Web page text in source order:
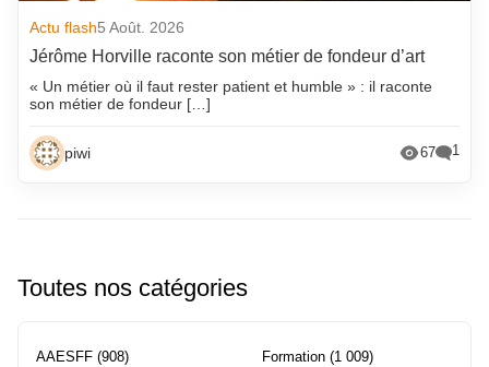
Actu flash5 Août. 2026
Jérôme Horville raconte son métier de fondeur d’art
« Un métier où il faut rester patient et humble » : il raconte
son métier de fondeur […]
piwi 67 1
Toutes nos catégories
AAESFF (908) Formation (1 009)